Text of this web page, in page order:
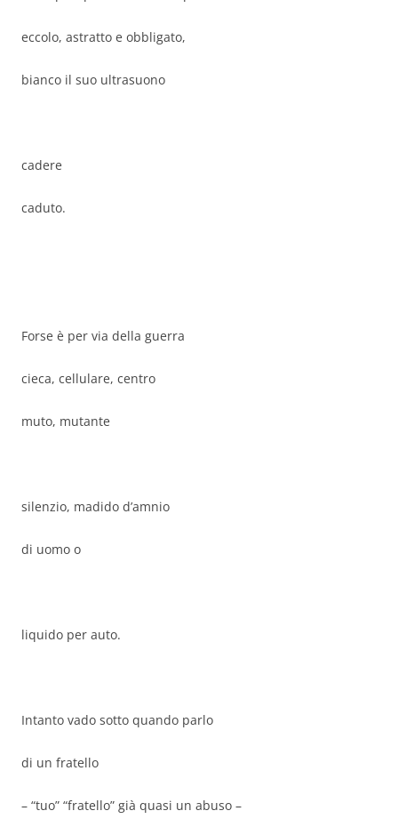
eccolo, astratto e obbligato,
bianco il suo ultrasuono
cadere
caduto.
Forse è per via della guerra
cieca, cellulare, centro
muto, mutante
silenzio, madido d’amnio
di uomo o
liquido per auto.
Intanto vado sotto quando parlo
di un fratello
– “tuo” “fratello” già quasi un abuso –